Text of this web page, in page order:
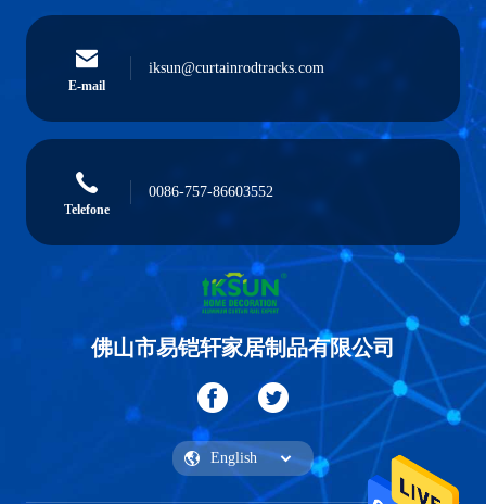
E-mail
iksun@curtainrodtracks.com
Telefone
0086-757-86603552
佛山市易铠轩家居制品有限公司